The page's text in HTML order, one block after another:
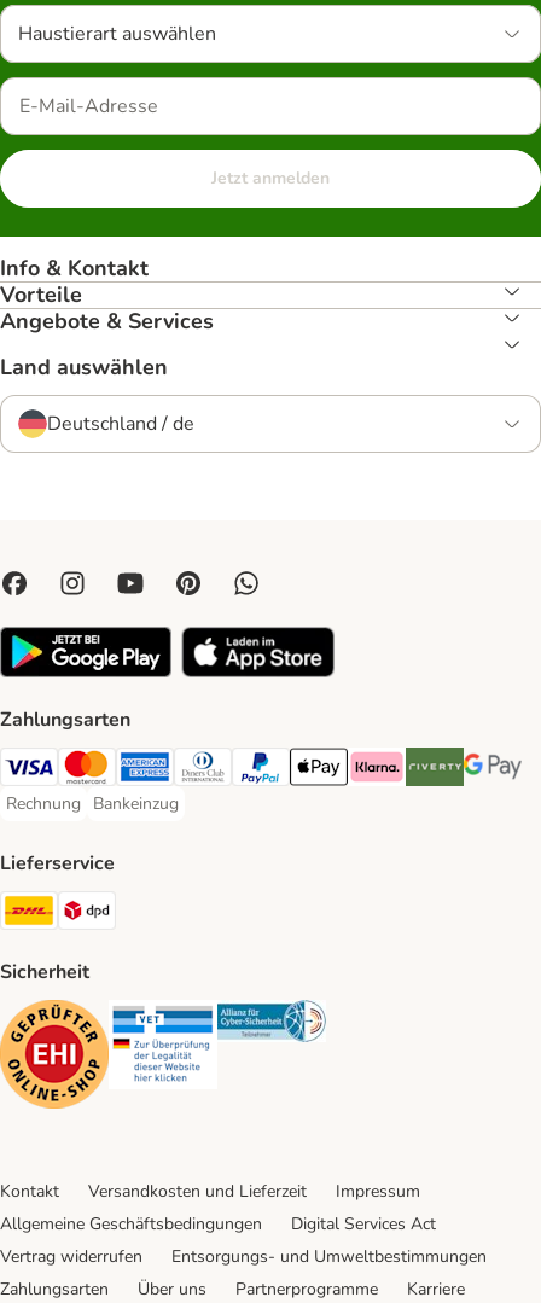
Haustierart auswählen
Jetzt anmelden
Info & Kontakt
Vorteile
Angebote & Services
Land auswählen
Deutschland / de
Zahlungsarten
Visa Payment Method
Mastercard Payment Method
American Express Payment Method
Diners Club Payment Method
PayPal Payment Method
Apple Pay Payment Method
Klarna Payment Method
Riverty Payment
Google
Rechnung
Rechnung Payment Method
Bankeinzug
Bankeinzug Payment Method
Lieferservice
DHL Shipping Method
Sicherheit
Security Security Security
Kontakt Versandkosten und Lieferzeit
Impressum
Allgemeine Geschäftsbedingungen
Digital Services Act
Vertrag widerrufen
Entsorgungs- und Umweltbestimmungen
Zahlungsarten
Über uns Partnerprogramme Karriere